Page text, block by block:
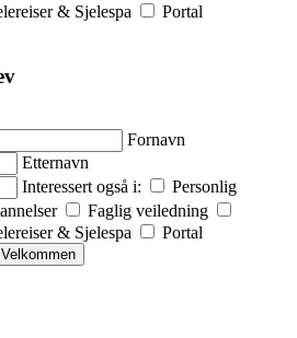
& Sjelespa
Portal
Fornavn
Etternavn
Interessert også i:
Personlig
Faglig veiledning
& Sjelespa
Portal